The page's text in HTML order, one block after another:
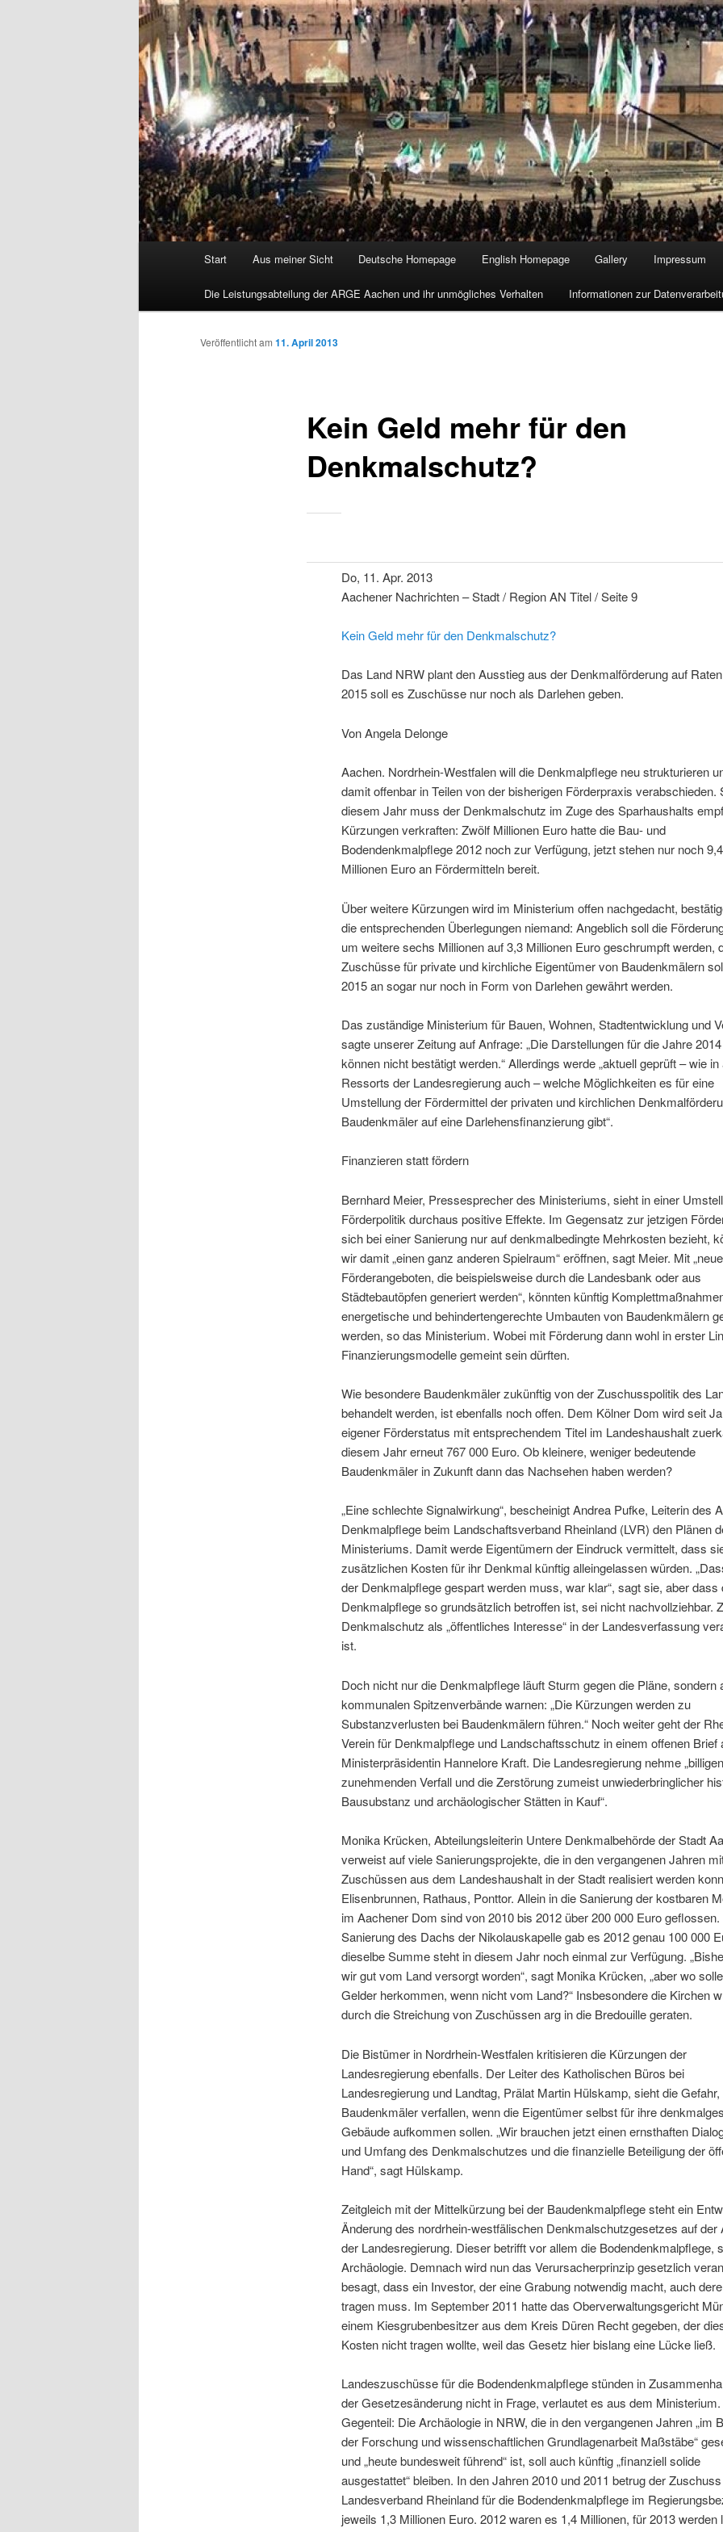
Start Aus meiner Sicht Deutsche Homepage English Homepage Gallery Impressum
Die Leistungsabteilung der ARGE Aachen und ihr unmögliches Verhalten Informationen zur
Kein Geld mehr für den
Denkmalschutz?
Veröffentlicht am 11. April 2013
Do, 11. Apr. 2013
Aachener Nachrichten – Stadt / Region AN Titel / Seite 9
Kein Geld mehr für den Denkmalschutz?
Das Land NRW plant den Ausstieg aus der Denkmalförderung auf
2015 soll es Zuschüsse nur noch als Darlehen geben.
Von Angela Delonge
Aachen. Nordrhein-Westfalen will die Denkmalpflege neu strukturieren
damit offenbar in Teilen von der bisherigen Förderpraxis verabschieden.
diesem Jahr muss der Denkmalschutz im Zuge des Sparhaushalts
Kürzungen verkraften: Zwölf Millionen Euro hatte die Bau- und
Bodendenkmalpflege 2012 noch zur Verfügung, jetzt stehen nur noch 9,4
Millionen Euro an Fördermitteln bereit.
Über weitere Kürzungen wird im Ministerium offen nachgedacht,
die entsprechenden Überlegungen niemand: Angeblich soll die
um weitere sechs Millionen auf 3,3 Millionen Euro geschrumpft werden,
Zuschüsse für private und kirchliche Eigentümer von Baudenkmälern
2015 an sogar nur noch in Form von Darlehen gewährt werden.
Das zuständige Ministerium für Bauen, Wohnen, Stadtentwicklung und
sagte unserer Zeitung auf Anfrage: „Die Darstellungen für die Jahre
können nicht bestätigt werden.“ Allerdings werde „aktuell geprüft – wie in
Ressorts der Landesregierung auch – welche Möglichkeiten es für eine
Umstellung der Fördermittel der privaten und kirchlichen
Baudenkmäler auf eine Darlehensfinanzierung gibt“.
Finanzieren statt fördern
Bernhard Meier, Pressesprecher des Ministeriums, sieht in einer
Förderpolitik durchaus positive Effekte. Im Gegensatz zur jetzigen
sich bei einer Sanierung nur auf denkmalbedingte Mehrkosten bezieht,
wir damit „einen ganz anderen Spielraum“ eröffnen, sagt Meier. Mit
Förderangeboten, die beispielsweise durch die Landesbank oder aus
Städtebautöpfen generiert werden“, könnten künftig
energetische und behindertengerechte Umbauten von Baudenkmälern
werden, so das Ministerium. Wobei mit Förderung dann wohl in erster
Finanzierungsmodelle gemeint sein dürften.
Wie besondere Baudenkmäler zukünftig von der Zuschusspolitik des
behandelt werden, ist ebenfalls noch offen. Dem Kölner Dom wird seit
eigener Förderstatus mit entsprechendem Titel im Landeshaushalt
diesem Jahr erneut 767 000 Euro. Ob kleinere, weniger bedeutende
Baudenkmäler in Zukunft dann das Nachsehen haben werden?
„Eine schlechte Signalwirkung“, bescheinigt Andrea Pufke, Leiterin des
Denkmalpflege beim Landschaftsverband Rheinland (LVR) den Plänen
Ministeriums. Damit werde Eigentümern der Eindruck vermittelt, dass
zusätzlichen Kosten für ihr Denkmal künftig alleingelassen würden.
der Denkmalpflege gespart werden muss, war klar“, sagt sie, aber dass
Denkmalpflege so grundsätzlich betroffen ist, sei nicht nachvollziehbar.
Denkmalschutz als „öffentliches Interesse“ in der Landesverfassung
ist.
Doch nicht nur die Denkmalpflege läuft Sturm gegen die Pläne, sondern
kommunalen Spitzenverbände warnen: „Die Kürzungen werden zu
Substanzverlusten bei Baudenkmälern führen.“ Noch weiter geht der
Verein für Denkmalpflege und Landschaftsschutz in einem offenen Brief
Ministerpräsidentin Hannelore Kraft. Die Landesregierung nehme
zunehmenden Verfall und die Zerstörung zumeist unwiederbringlicher
Bausubstanz und archäologischer Stätten in Kauf“.
Monika Krücken, Abteilungsleiterin Untere Denkmalbehörde der Stadt
verweist auf viele Sanierungsprojekte, die in den vergangenen Jahren
Zuschüssen aus dem Landeshaushalt in der Stadt realisiert werden
Elisenbrunnen, Rathaus, Ponttor. Allein in die Sanierung der kostbaren
im Aachener Dom sind von 2010 bis 2012 über 200 000 Euro geflossen.
Sanierung des Dachs der Nikolauskapelle gab es 2012 genau 100 000
dieselbe Summe steht in diesem Jahr noch einmal zur Verfügung.
wir gut vom Land versorgt worden“, sagt Monika Krücken, „aber wo
Gelder herkommen, wenn nicht vom Land?“ Insbesondere die Kirchen
durch die Streichung von Zuschüssen arg in die Bredouille geraten.
Die Bistümer in Nordrhein-Westfalen kritisieren die Kürzungen der
Landesregierung ebenfalls. Der Leiter des Katholischen Büros bei
Landesregierung und Landtag, Prälat Martin Hülskamp, sieht die
Baudenkmäler verfallen, wenn die Eigentümer selbst für ihre
Gebäude aufkommen sollen. „Wir brauchen jetzt einen ernsthaften
und Umfang des Denkmalschutzes und die finanzielle Beteiligung der
Hand“, sagt Hülskamp.
Zeitgleich mit der Mittelkürzung bei der Baudenkmalpflege steht ein
Änderung des nordrhein-westfälischen Denkmalschutzgesetzes auf der
der Landesregierung. Dieser betrifft vor allem die Bodendenkmalpflege,
Archäologie. Demnach wird nun das Verursacherprinzip gesetzlich
besagt, dass ein Investor, der eine Grabung notwendig macht, auch
tragen muss. Im September 2011 hatte das Oberverwaltungsgericht
einem Kiesgrubenbesitzer aus dem Kreis Düren Recht gegeben, der
Kosten nicht tragen wollte, weil das Gesetz hier bislang eine Lücke ließ.
Landeszuschüsse für die Bodendenkmalpflege stünden in
der Gesetzesänderung nicht in Frage, verlautet es aus dem
Gegenteil: Die Archäologie in NRW, die in den vergangenen Jahren „im
der Forschung und wissenschaftlichen Grundlagenarbeit Maßstäbe“
und „heute bundesweit führend“ ist, soll auch künftig „finanziell solide
ausgestattet“ bleiben. In den Jahren 2010 und 2011 betrug der
Landesverband Rheinland für die Bodendenkmalpflege im
jeweils 1,3 Millionen Euro. 2012 waren es 1,4 Millionen, für 2013 werden